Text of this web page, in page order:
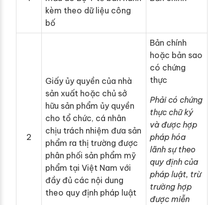
kèm theo dữ liệu công
bố
2
Giấy ủy quyền của nhà
sản xuất hoặc chủ sở
hữu sản phẩm ủy quyền
cho tổ chức, cá nhân
chịu trách nhiệm đưa sản
phẩm ra thị trường được
phân phối sản phẩm mỹ
phẩm tại Việt Nam với
đầy đủ các nội dung
theo quy định pháp luật
Bản chính
hoặc bản sao
có chứng
thực
Phải có chứng
thực chữ ký
và được hợp
pháp hóa
lãnh sự theo
quy định của
pháp luật, trừ
trường hợp
được miễn